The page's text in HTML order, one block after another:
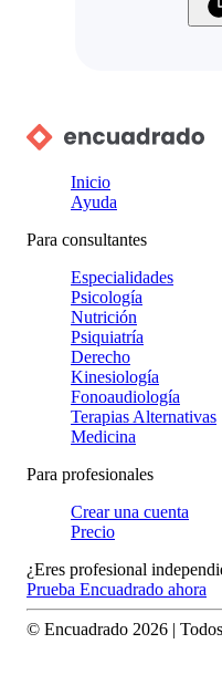
Inicio
Ayuda
Para consultantes
Especialidades
Psicología
Nutrición
Psiquiatría
Derecho
Kinesiología
Fonoaudiología
Terapias Alternativas
Medicina
Para profesionales
Crear una cuenta
Precio
¿Eres profesional
Prueba Encuadrado ahora
© Encuadrado 2026 |